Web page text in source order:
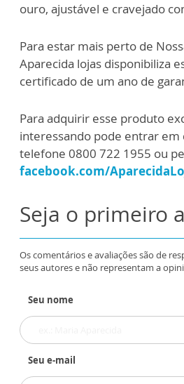
ouro, ajustável e cravejado
Para estar mais perto de
Aparecida lojas disponibiliza
certificado de um ano de
Para adquirir esse produto
interessando pode entrar em
telefone 0800 722 1955 ou
facebook.com/
Seja o primeiro
Os comentários e avaliações são de
seus autores e não representam a
Seu nome
Seu e-mail